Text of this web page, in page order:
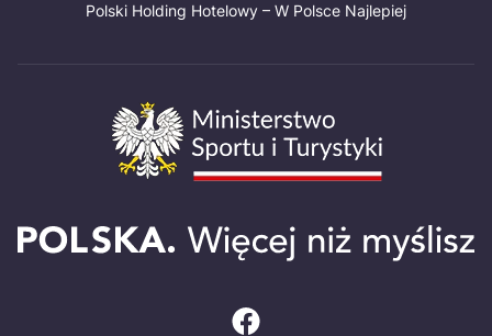
Polski Holding Hotelowy – W Polsce Najlepiej